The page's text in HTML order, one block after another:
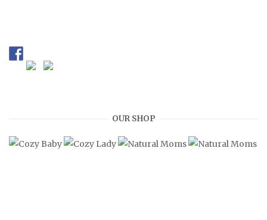
OUR SHOP